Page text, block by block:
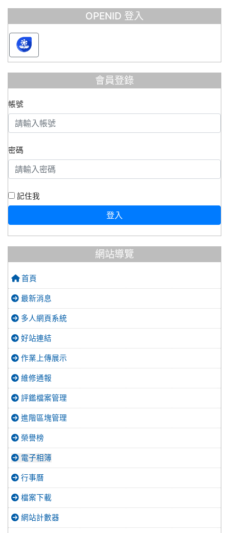
OPENID 登入
會員登錄
帳號
密碼
記住我
登入
網站導覽
首頁
最新消息
多人網頁系統
好站連結
作業上傳展示
維修通報
評鑑檔案管理
進階區塊管理
榮譽榜
電子相簿
行事曆
檔案下載
網站計數器